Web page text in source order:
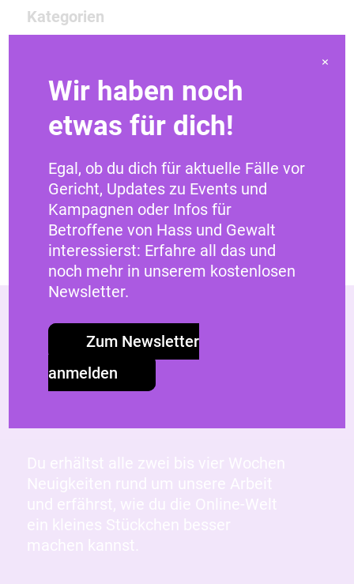
Kategorien
Phänomene digitaler Gewalt
Politik & Demokratie
Recht & Gesetz
Bleib engagiert und auf
dem Laufenden mit dem
Du erhältst alle zwei bis vier Wochen
Neuigkeiten rund um unsere Arbeit
und erfährst, wie du die Online-Welt
ein kleines Stückchen besser
machen kannst.
Wir haben noch
etwas für dich!
Egal, ob du dich für aktuelle Fälle vor
Gericht, Updates zu Events und
Kampagnen oder Infos für
Betroffene von Hass und Gewalt
interessierst: Erfahre all das und
noch mehr in unserem kostenlosen
Newsletter.
Zum Newsletter
anmelden
×